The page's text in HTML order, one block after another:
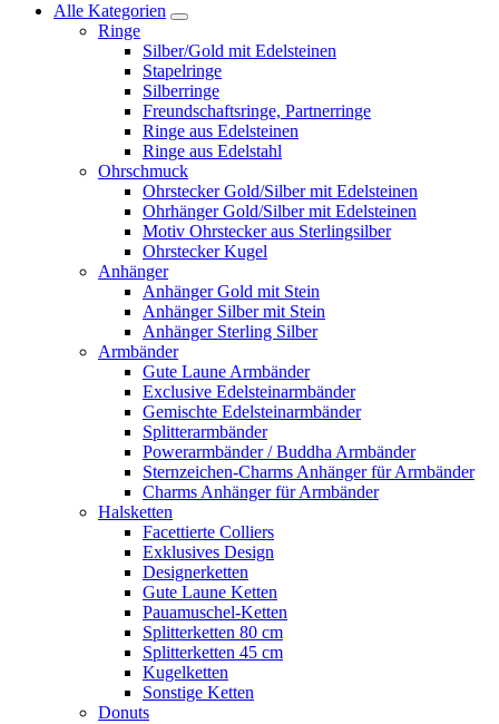
Alle Kategorien
Ringe
Silber/Gold mit Edelsteinen
Stapelringe
Silberringe
Freundschaftsringe, Partnerringe
Ringe aus Edelsteinen
Ringe aus Edelstahl
Ohrschmuck
Ohrstecker Gold/Silber mit Edelsteinen
Ohrhänger Gold/Silber mit Edelsteinen
Motiv Ohrstecker aus Sterlingsilber
Ohrstecker Kugel
Anhänger
Anhänger Gold mit Stein
Anhänger Silber mit Stein
Anhänger Sterling Silber
Armbänder
Gute Laune Armbänder
Exclusive Edelsteinarmbänder
Gemischte Edelsteinarmbänder
Splitterarmbänder
Powerarmbänder / Buddha Armbänder
Sternzeichen-Charms Anhänger für Armbänder
Charms Anhänger für Armbänder
Halsketten
Facettierte Colliers
Exklusives Design
Designerketten
Gute Laune Ketten
Pauamuschel-Ketten
Splitterketten 80 cm
Splitterketten 45 cm
Kugelketten
Sonstige Ketten
Donuts